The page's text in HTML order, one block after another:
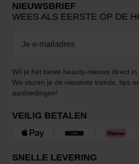
NIEUWSBRIEF
WEES ALS EERSTE OP DE
Wil je het beste beauty-nieuws direct
We sturen je de nieuwste trends, tips
aanbiedingen!
VEILIG BETALEN
SNELLE LEVERING